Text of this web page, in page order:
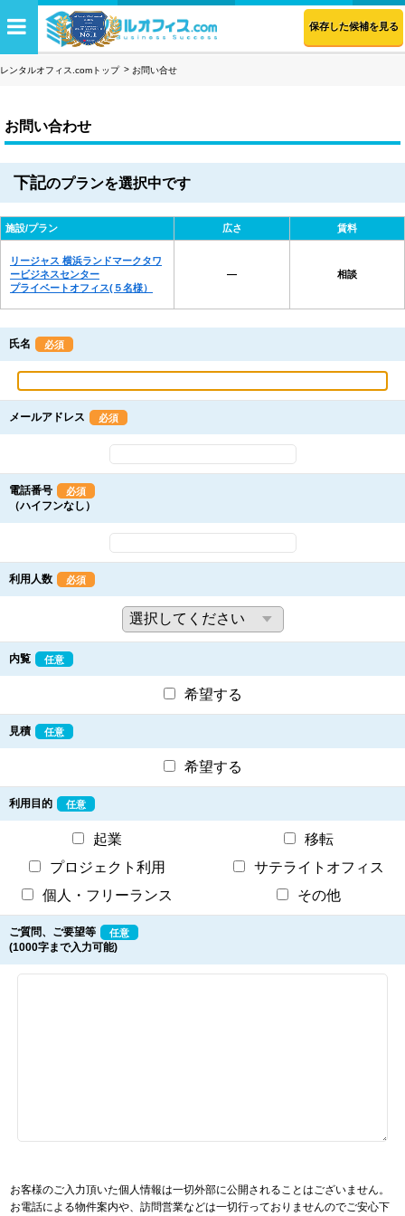
保存した候補を見る
レンタルオフィス.comトップ お問い合せ
お問い合わせ
下記のプランを選択中です
施設/プラン 広さ 賃料
リージャス 横浜ランドマークタワ
ービジネスセンター
プライベートオフィス(５名様）
― 相談
氏名 必須
メールアドレス 必須
電話番号 必須
（ハイフンなし）
利用人数 必須
内覧 任意
希望する
見積 任意
希望する
利用目的 任意
起業
移転
プロジェクト利用
サテライトオフィス
個人・フリーランス
その他
ご質問、ご要望等 任意
(1000字まで入力可能)
お客様のご入力頂いた個人情報は一切外部に公開されることはございません。
お電話による物件案内や、訪問営業などは一切行っておりませんのでご安心下